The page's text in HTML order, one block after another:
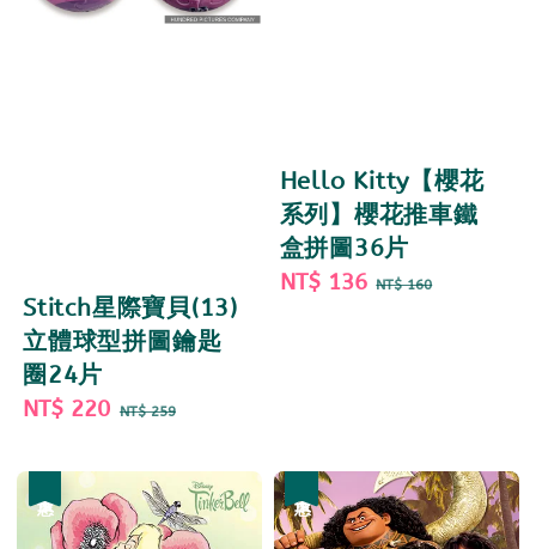
Stitch星際寶貝(13)
立體球型拼圖鑰匙
圈24片
Sale
NT$ 220 Regular
NT$ 259
Hello Kitty【櫻花
系列】櫻花推車鐵
盒拼圖36片
Sale
NT$ 136 Regular
NT$ 160